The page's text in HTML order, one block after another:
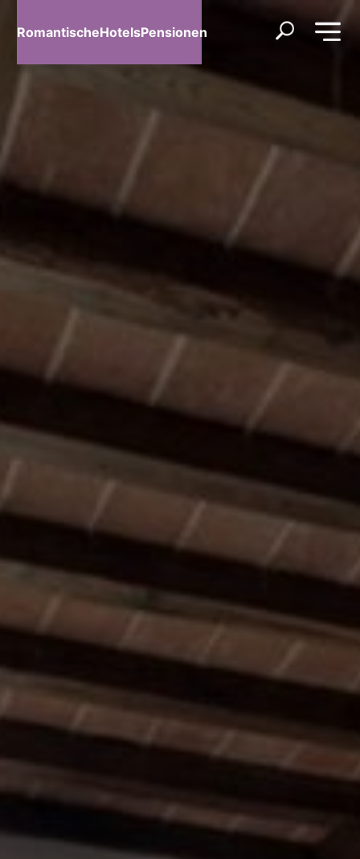
RomantischeHotelsPensionen